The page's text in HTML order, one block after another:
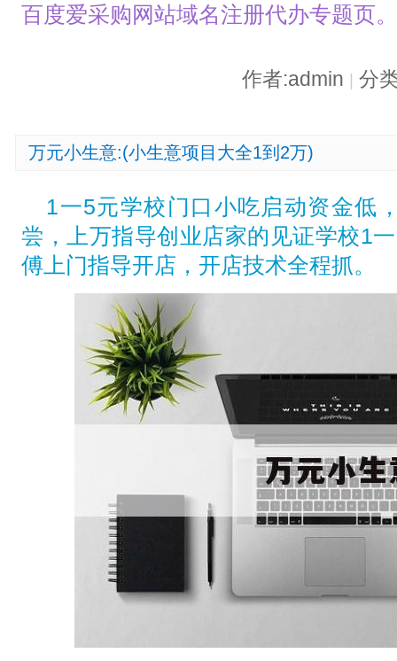
百度爱采购网站域名注册代办专题页
作者:admin 分
万元小生意:(小生意项目大全1到2万)
1一5元学校门口小吃启动资金低
尝，上万指导创业店家的见证学校1
傅上门指导开店，开店技术全程抓。